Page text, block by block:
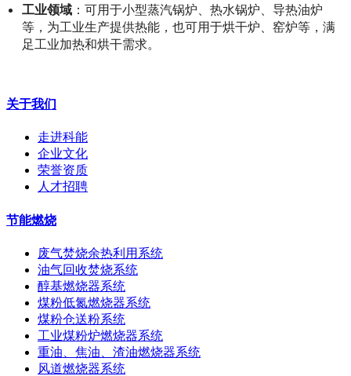
工业领域 ：可用于小型蒸汽锅炉、热水锅炉、导热油炉
等，为工业生产提供热能，也可用于烘干炉、窑炉等，满
足工业加热和烘干需求。
关于我们
走进科能
企业文化
荣誉资质
人才招聘
节能燃烧
废气焚烧余热利用系统
油气回收焚烧系统
醇基燃烧器系统
煤粉低氮燃烧器系统
煤粉仓送粉系统
工业煤粉炉燃烧器系统
重油、焦油、渣油燃烧器系统
风道燃烧器系统